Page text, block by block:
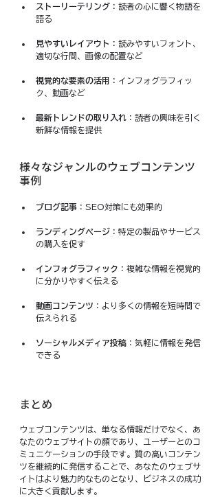
ストーリーテリング ：読者の心に響く物語を
語る
見やすいレイアウト ：読みやすいフォント、
適切な行間、画像の配置など
視覚的な要素の活用
：インフォグラフィッ
ク、動画など
最新トレンドの取り入れ ：読者の興味を引く
新鮮な情報を提供
様々なジャンルのウェブコンテンツ
事例
ブログ記事 ：SEO対策にも効果的
ランディングページ ：特定の製品やサービス
の購入を促す
インフォグラフィック ：複雑な情報を視覚的
に分かりやすく伝える
動画コンテンツ ：より多くの情報を短時間で
伝えられる
ソーシャルメディア投稿 ：気軽に情報を発信
できる
まとめ
ウェブコンテンツは、単なる情報だけでなく、あ
なたのウェブサイトの顔であり、ユーザーとのコ
ミュニケーションの手段です。質の高いコンテン
ツを継続的に発信することで、あなたのウェブサ
イトはより魅力的なものとなり、ビジネスの成功
に大きく貢献します。